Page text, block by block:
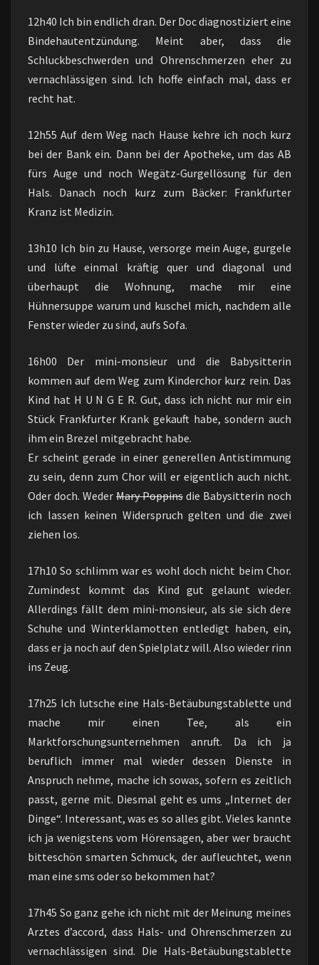
12h40 Ich bin endlich dran. Der Doc diagnostiziert eine
Bindehautentzündung. Meint aber, dass die
Schluckbeschwerden und Ohrenschmerzen eher zu
vernachlässigen sind. Ich hoffe einfach mal, dass er
recht hat.
12h55 Auf dem Weg nach Hause kehre ich noch kurz
bei der Bank ein. Dann bei der Apotheke, um das AB
fürs Auge und noch Wegätz-Gurgellösung für den
Hals. Danach noch kurz zum Bäcker: Frankfurter
Kranz ist Medizin.
13h10 Ich bin zu Hause, versorge mein Auge, gurgele
und lüfte einmal kräftig quer und diagonal und
überhaupt die Wohnung, mache mir eine
Hühnersuppe warum und kuschel mich, nachdem alle
Fenster wieder zu sind, aufs Sofa.
16h00 Der mini-monsieur und die Babysitterin
kommen auf dem Weg zum Kinderchor kurz rein. Das
Kind hat H U N G E R. Gut, dass ich nicht nur mir ein
Stück Frankfurter Krank gekauft habe, sondern auch
ihm ein Brezel mitgebracht habe.
Er scheint gerade in einer generellen Antistimmung
zu sein, denn zum Chor will er eigentlich auch nicht.
Oder doch. Weder Mary Poppins die Babysitterin noch
ich lassen keinen Widerspruch gelten und die zwei
ziehen los.
17h10 So schlimm war es wohl doch nicht beim Chor.
Zumindest kommt das Kind gut gelaunt wieder.
Allerdings fällt dem mini-monsieur, als sie sich dere
Schuhe und Winterklamotten entledigt haben, ein,
dass er ja noch auf den Spielplatz will. Also wieder rinn
ins Zeug.
17h25 Ich lutsche eine Hals-Betäubungstablette und
mache mir einen Tee, als ein
Marktforschungsunternehmen anruft. Da ich ja
beruflich immer mal wieder dessen Dienste in
Anspruch nehme, mache ich sowas, sofern es zeitlich
passt, gerne mit. Diesmal geht es ums „Internet der
Dinge“. Interessant, was es so alles gibt. Vieles kannte
ich ja wenigstens vom Hörensagen, aber wer braucht
bitteschön smarten Schmuck, der aufleuchtet, wenn
man eine sms oder so bekommen hat?
17h45 So ganz gehe ich nicht mit der Meinung meines
Arztes d’accord, dass Hals- und Ohrenschmerzen zu
vernachlässigen sind. Die Hals-Betäubungstablette